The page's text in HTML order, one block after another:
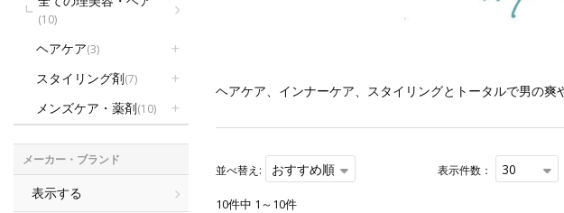
(10)
ヘアケア(3)
スタイリング剤(7)
メンズケア・薬剤(10)
メーカー・ブランド
表示する
ヘアケア、インナーケア、スタイリングとトータルで男の
並べ替え: おすすめ順 表示件数： 30
10件中 1～10件